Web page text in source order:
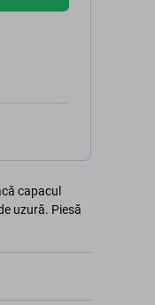
capacul
uzură. Piesă